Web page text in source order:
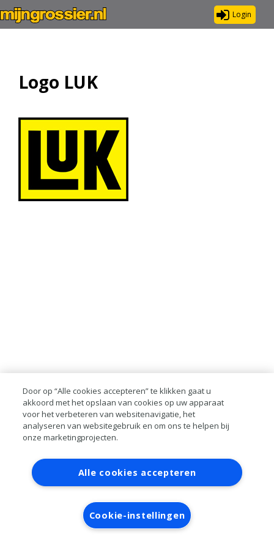
Login
Logo LUK
Contact Account aanvragen
Inloggen
RAI bestanden
Privacy
Algemene
voorwaarden
Verwerkersovereenkomst
Door op “Alle cookies accepteren” te klikken gaat u
akkoord met het opslaan van cookies op uw apparaat
voor het verbeteren van websitenavigatie, het
analyseren van websitegebruik en om ons te helpen bij
onze marketingprojecten.
Alle cookies accepteren
Cookie-instellingen